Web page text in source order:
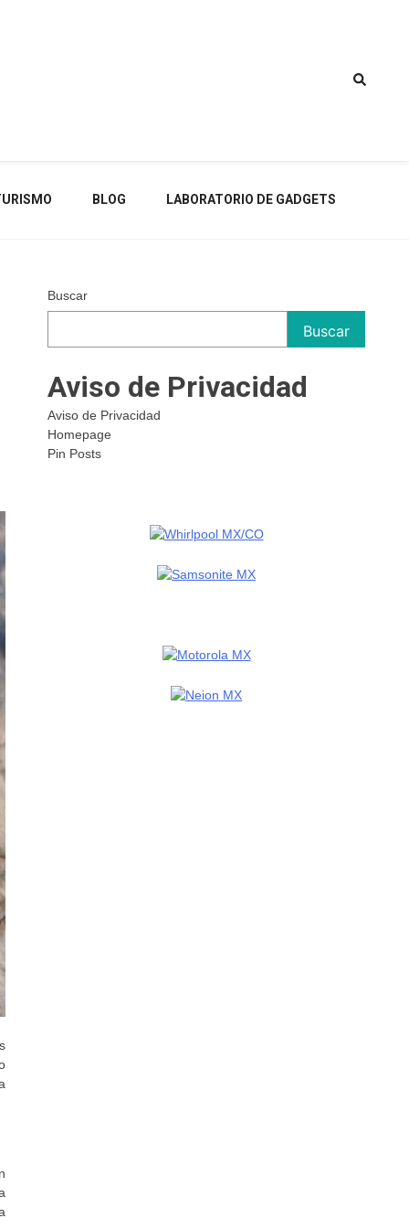
BLOG LABORATORIO DE GADGETS
Buscar
Buscar
Aviso de Privacidad
Aviso de Privacidad
Homepage
Pin Posts